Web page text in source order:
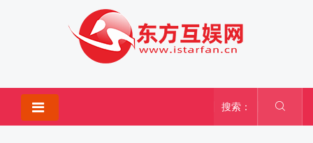
搜索：